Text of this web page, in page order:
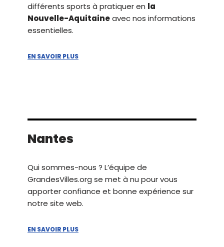
différents sports à pratiquer en la
Nouvelle-Aquitaineavec nos informations
essentielles.
EN SAVOIR PLUS
Nantes
Qui sommes-nous ? L’équipe de
GrandesVilles.org se met à nu pour vous
apporter confiance et bonne expérience sur
notre site web.
EN SAVOIR PLUS